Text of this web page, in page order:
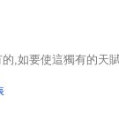
,如要使這獨有的天